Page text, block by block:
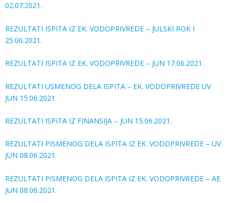
02.07.2021.
REZULTATI ISPITA IZ EK. VODOPRIVREDE – JULSKI ROK I
25.06.2021.
REZULTATI ISPITA IZ EK. VODOPRIVREDE – JUN 17.06.2021.
REZULTATI USMENOG DELA ISPITA – EK. VODOPRIVREDE UV
JUN 15.06.2021.
REZULTATI ISPITA IZ FINANSIJA – JUN 15.06.2021.
REZULTATI PISMENOG DELA ISPITA IZ EK. VODOPRIVREDE – UV
JUN 08.06.2021.
REZULTATI PISMENOG DELA ISPITA IZ EK. VODOPRIVREDE – AE
JUN 08.06.2021.